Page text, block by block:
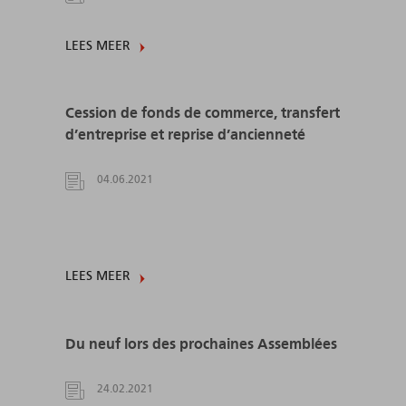
LEES MEER
Cession de fonds de commerce, transfert
d’entreprise et reprise d’ancienneté
04.06.2021
LEES MEER
Du neuf lors des prochaines Assemblées
24.02.2021